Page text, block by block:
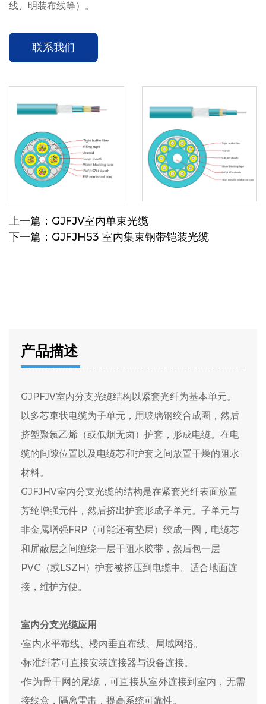
线、明装布线等）。
联系我们
上一篇：GJFJV室内单束光缆
下一篇：GJFJH53 室内集束钢带铠装光缆
产品描述
GJPFJV室内分支光缆结构以紧套光纤为基本单元。
以多芯束状电缆为子单元，用玻璃钢绞合成圈，然后
挤塑聚氯乙烯（或低烟无卤）护套，形成电缆。在电
缆的间隙位置以及电缆芯和护套之间放置干燥的阻水
材料。
GJFJHV室内分支光缆的结构是在紧套光纤表面放置
芳纶增强元件，然后挤出护套形成子单元。子单元与
非金属增强FRP（可能还有垫层）绞成一圈，电缆芯
和屏蔽层之间缠绕一层干阻水胶带，然后包一层
PVC（或LSZH）护套被挤压到电缆中。适合地面连
接，维护方便。
室内分支光缆应用
·室内水平布线、楼内垂直布线、局域网络。​
·标准纤芯可直接安装连接器与设备连接。​
·作为骨干网的尾缆，可直接从室外连接到室内，无需
接线盒，隔离雷击，提高系统可靠性。​